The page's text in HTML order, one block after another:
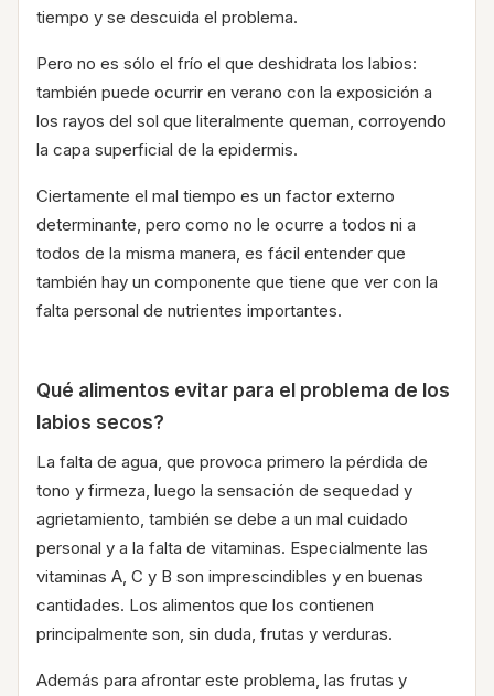
tiempo y se descuida el problema.
Pero no es sólo el frío el que deshidrata los labios:
también puede ocurrir en verano con la exposición a
los rayos del sol que literalmente queman, corroyendo
la capa superficial de la epidermis.
Ciertamente el mal tiempo es un factor externo
determinante, pero como no le ocurre a todos ni a
todos de la misma manera, es fácil entender que
también hay un componente que tiene que ver con la
falta personal de nutrientes importantes.
Qué alimentos evitar para el problema de los
labios secos?
La falta de agua, que provoca primero la pérdida de
tono y firmeza, luego la sensación de sequedad y
agrietamiento, también se debe a un mal cuidado
personal y a la falta de vitaminas. Especialmente las
vitaminas A, C y B son imprescindibles y en buenas
cantidades. Los alimentos que los contienen
principalmente son, sin duda, frutas y verduras.
Además para afrontar este problema, las frutas y